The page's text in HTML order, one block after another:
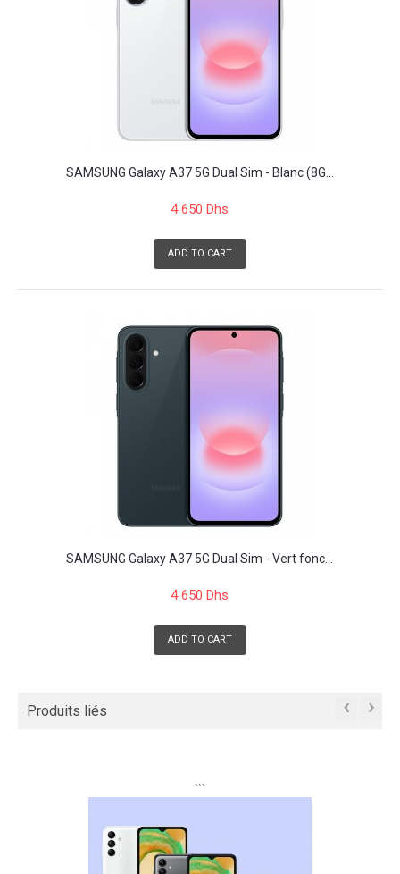
SAMSUNG Galaxy A37 5G Dual Sim - Blanc (8G...
4 650 Dhs
ADD TO CART
SAMSUNG Galaxy A37 5G Dual Sim - Vert fonc...
4 650 Dhs
ADD TO CART
Produits liés ‹ ›
```